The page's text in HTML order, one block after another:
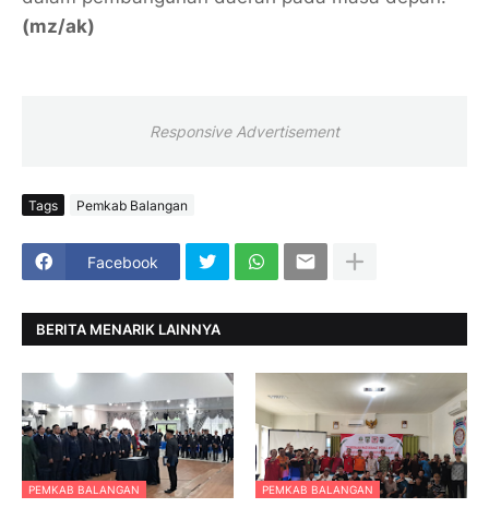
(mz/ak)
Responsive Advertisement
Tags Pemkab Balangan
Facebook
BERITA MENARIK LAINNYA
PEMKAB BALANGAN PEMKAB BALANGAN